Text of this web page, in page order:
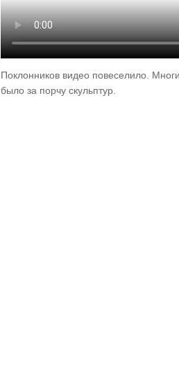
Поклонников видео повеселило.
было за порчу скульптур.